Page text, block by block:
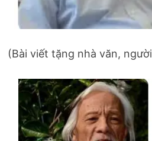
(Bài viết tặng nhà văn,